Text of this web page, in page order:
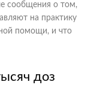
сообщения о том,
на практику
помощи, и что
доз